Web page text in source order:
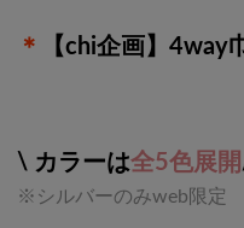
＊ 【chi企画】4way
\ カラーは全5色展開
※シルバーのみweb限定